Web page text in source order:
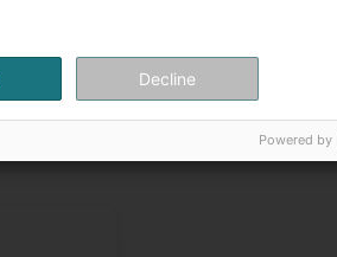
Decline
Powered by